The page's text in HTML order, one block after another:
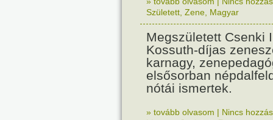
Született Zene Magyar
Megszületett Csenki
Kossuth-díjas
karnagy,
elsősorban
nótái ismertek.
» tovább olvasom | Nincs